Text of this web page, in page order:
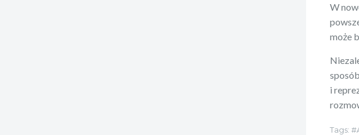
W
może
i
Tags: